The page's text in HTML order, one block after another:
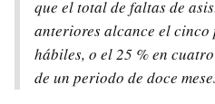
que el total de faltas de
anteriores alcance el
hábiles, o el 25 % en
de un periodo de doce